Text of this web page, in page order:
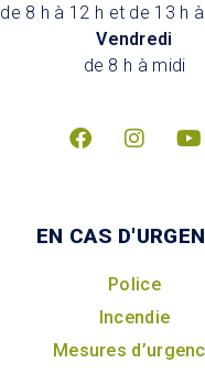
de 8 h à 12 h et de 13 h
Vendredi
de 8 h à midi
EN CAS
Police
Incendie
Mesures